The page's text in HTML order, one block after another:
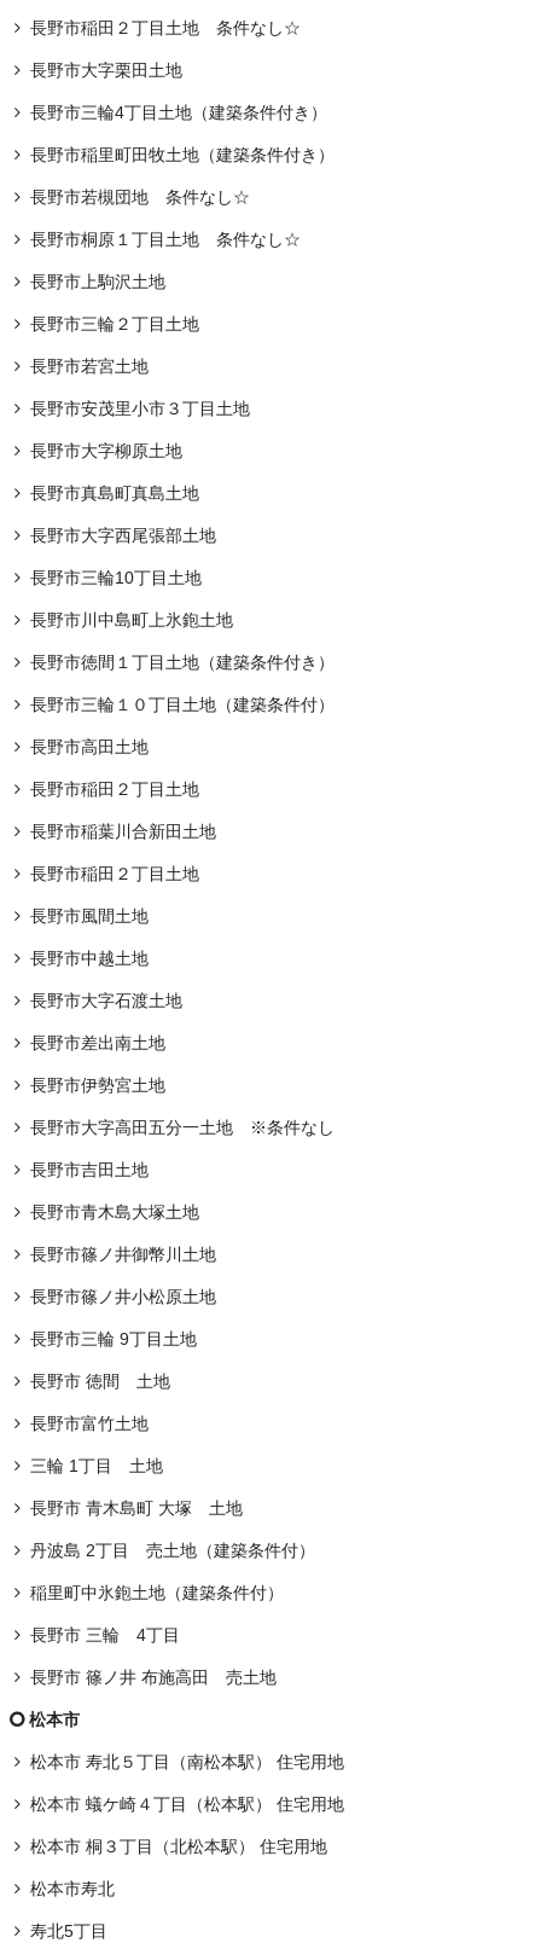
長野市稲田２丁目土地 条件なし☆
長野市大字栗田土地
長野市三輪4丁目土地（建築条件付き）
長野市稲里町田牧土地（建築条件付き）
長野市若槻団地 条件なし☆
長野市桐原１丁目土地 条件なし☆
長野市上駒沢土地
長野市三輪２丁目土地
長野市若宮土地
長野市安茂里小市３丁目土地
長野市大字柳原土地
長野市真島町真島土地
長野市大字西尾張部土地
長野市三輪10丁目土地
長野市川中島町上氷鉋土地
長野市徳間１丁目土地（建築条件付き）
長野市三輪１０丁目土地（建築条件付）
長野市高田土地
長野市稲田２丁目土地
長野市稲葉川合新田土地
長野市稲田２丁目土地
長野市風間土地
長野市中越土地
長野市大字石渡土地
長野市差出南土地
長野市伊勢宮土地
長野市大字高田五分一土地 ※条件なし
長野市吉田土地
長野市青木島大塚土地
長野市篠ノ井御幣川土地
⻑野市篠ノ井⼩松原土地
長野市三輪 9丁目土地
長野市 徳間 土地
長野市富竹土地
三輪 1丁目 土地
長野市 青木島町 大塚 土地
丹波島 2丁目 売土地（建築条件付）
稲里町中氷鉋土地（建築条件付）
長野市 三輪 4丁目
長野市 篠ノ井 布施高田 売土地
松本市
松本市 寿北５丁目（南松本駅） 住宅用地
松本市 蟻ケ崎４丁目（松本駅） 住宅用地
松本市 桐３丁目（北松本駅） 住宅用地
松本市寿北
寿北5丁目